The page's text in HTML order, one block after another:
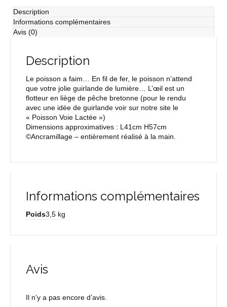
Description
Informations complémentaires
Avis (0)
Description
Le poisson a faim… En fil de fer, le poisson n’attend
que votre jolie guirlande de lumière… L’œil est un
flotteur en liège de pêche bretonne (pour le rendu
avec une idée de guirlande voir sur notre site le
« Poisson Voie Lactée »)
Dimensions approximatives : L41cm H57cm
©Ancramillage – entièrement réalisé à la main.
Informations complémentaires
Poids3,5 kg
Avis
Il n’y a pas encore d’avis.